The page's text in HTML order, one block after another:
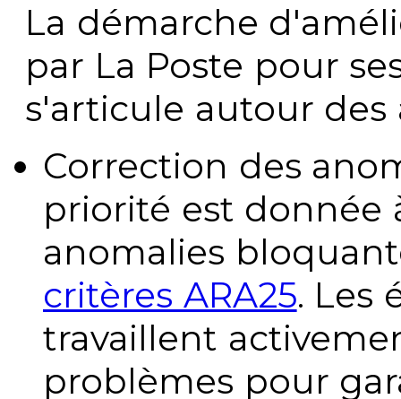
La démarche
par La Poste pour
s'articule autour des
Correction des
priorité est donnée
anomalies
critères ARA25. Les
travaillent
problèmes pour